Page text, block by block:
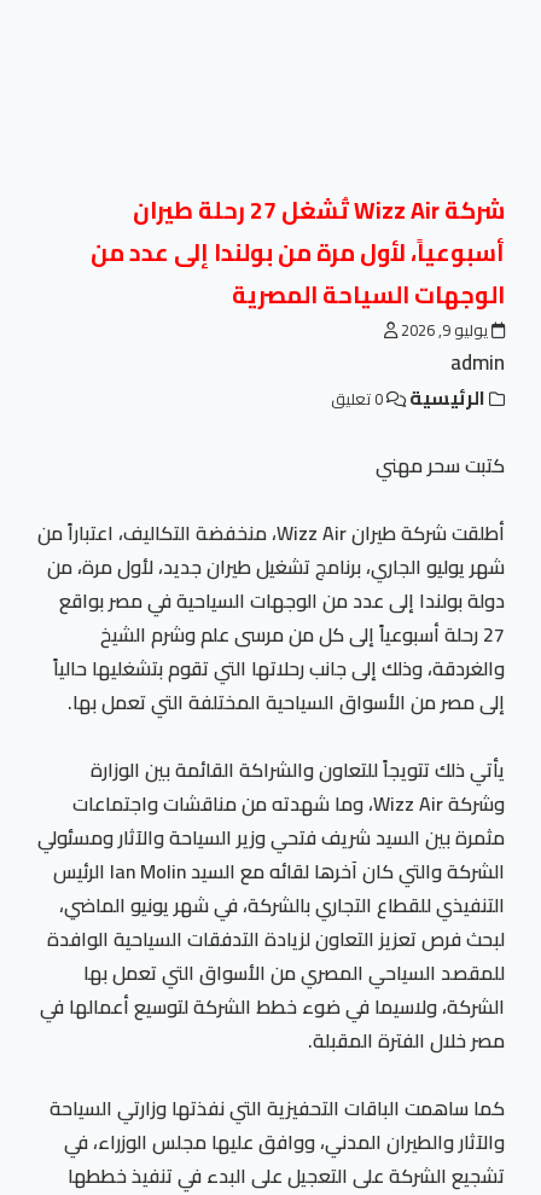
شركة Wizz Air تُشغل 27 رحلة طيران
أسبوعياً، لأول مرة من بولندا إلى عدد من
الوجهات السياحة المصرية
يوليو 9, 2026
admin
الرئيسية
كتبت سحر مهني
أطلقت شركة طيران Wizz Air، منخفضة التكاليف، اعتباراً من
شهر يوليو الجاري، برنامج تشغيل طيران جديد، لأول مرة، من
دولة بولندا إلى عدد من الوجهات السياحية في مصر بواقع
27 رحلة أسبوعياً إلى كل من مرسى علم وشرم الشيخ
والغردقة، وذلك إلى جانب رحلاتها التي تقوم بتشغليها حالياً
إلى مصر من الأسواق السياحية المختلفة التي تعمل بها.
يأتي ذلك تتويجاً للتعاون والشراكة القائمة بين الوزارة
وشركة Wizz Air، وما شهدته من مناقشات واجتماعات
مثمرة بين السيد شريف فتحي وزير السياحة والآثار ومسئولي
الشركة والتي كان آخرها لقائه مع السيد Ian Molin الرئيس
التنفيذي للقطاع التجاري بالشركة، في شهر يونيو الماضي،
لبحث فرص تعزيز التعاون لزيادة التدفقات السياحية الوافدة
للمقصد السياحي المصري من الأسواق التي تعمل بها
الشركة، ولاسيما في ضوء خطط الشركة لتوسيع أعمالها في
مصر خلال الفترة المقبلة.
كما ساهمت الباقات التحفيزية التي نفذتها وزارتي السياحة
والآثار والطيران المدني، ووافق عليها مجلس الوزراء، في
تشجيع الشركة على التعجيل على البدء في تنفيذ خططها